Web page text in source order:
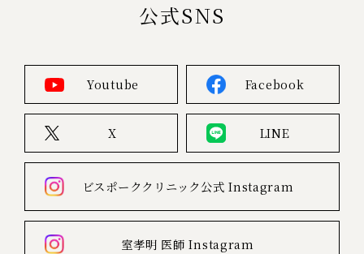
公式SNS
Youtube Facebook
X LINE
ビスポーククリニック公式 Instagram
室孝明 医師 Instagram